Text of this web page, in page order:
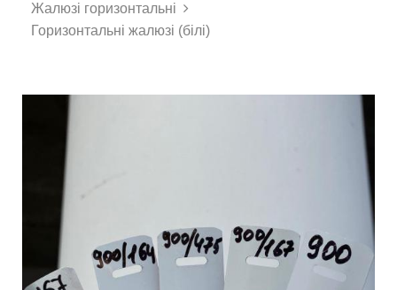
Жалюзі горизонтальні
Горизонтальні жалюзі (білі)